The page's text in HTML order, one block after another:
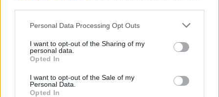
Please note that this website/app uses one or more Google
not limited to your visit or usage behaviour. You may click to
grant or deny consent to Google and its third-party tags to
use your data for below specified purposes in below Google
consent section.
Personal Data Processing Opt Outs
I want to opt-out of the Sharing of my
personal data.
Opted In
I want to opt-out of the Sale of my
Personal Data.
Opted In
widowisko w
dał szans rywalom